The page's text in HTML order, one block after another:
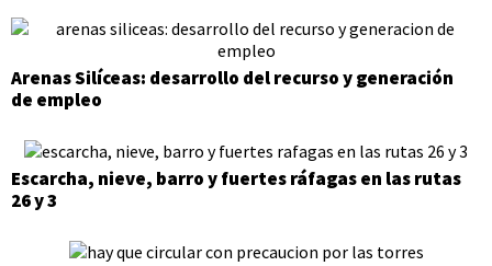
Arenas Silíceas: desarrollo del recurso y generación
de empleo
Escarcha, nieve, barro y fuertes ráfagas en las rutas
26 y 3